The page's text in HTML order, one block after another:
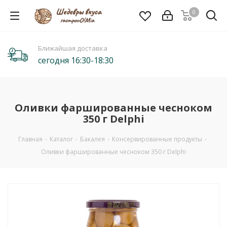
0
Ближайшая доставка
сегодня 16:30-18:30
Оливки фаршированные чесноком
350 г Delphi
Главная - Каталог - Бакалея - Консервированные продукты -
Оливки фаршированные чесноком 350 г Delphi